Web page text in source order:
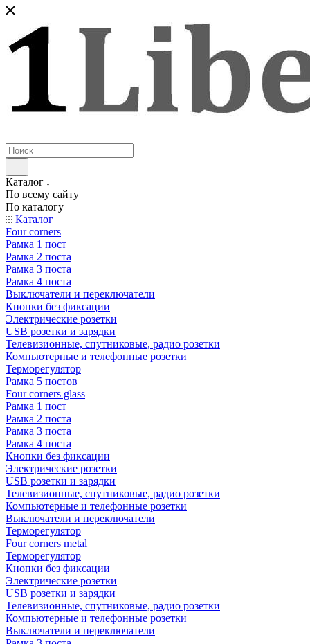
Каталог
По всему сайту
По каталогу
Каталог
Four corners
Рамка 1 пост
Рамка 2 поста
Рамка 3 поста
Рамка 4 поста
Выключатели и переключатели
Кнопки без фиксации
Электрические розетки
USB розетки и зарядки
Телевизионные, спутниковые, радио розетки
Компьютерные и телефонные розетки
Терморегулятор
Рамка 5 постов
Four corners glass
Рамка 1 пост
Рамка 2 поста
Рамка 3 поста
Рамка 4 поста
Кнопки без фиксации
Электрические розетки
USB розетки и зарядки
Телевизионные, спутниковые, радио розетки
Компьютерные и телефонные розетки
Выключатели и переключатели
Терморегулятор
Four corners metal
Терморегулятор
Кнопки без фиксации
Электрические розетки
USB розетки и зарядки
Телевизионные, спутниковые, радио розетки
Компьютерные и телефонные розетки
Выключатели и переключатели